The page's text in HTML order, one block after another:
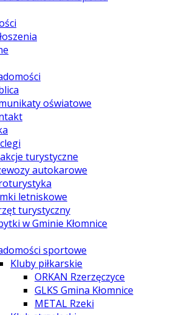
oświatowe
turystyczne
autokarowe
letniskowe
turystyczny
w Gminie Kłomnice
sportowe
Kluby piłkarskie
ORKAN Rzerzęczyce
GLKS Gmina Kłomnice
METAL Rzeki